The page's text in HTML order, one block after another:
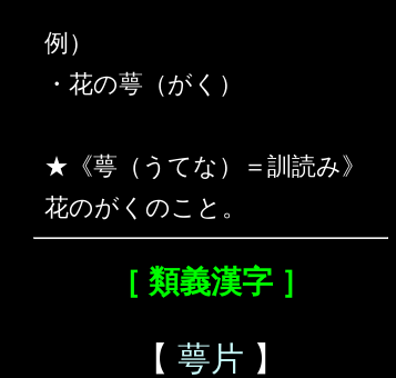
例）
・花の萼（がく）
★《萼（うてな）＝訓読み》
花のがくのこと。
［ 類義漢字 ］
【 萼片 】